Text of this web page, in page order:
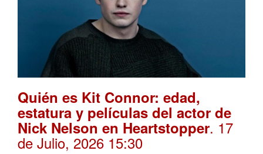
Quién es Kit Connor: edad,
estatura y películas del actor de
Nick Nelson en Heartstopper. 17
de Julio, 2026 15:30